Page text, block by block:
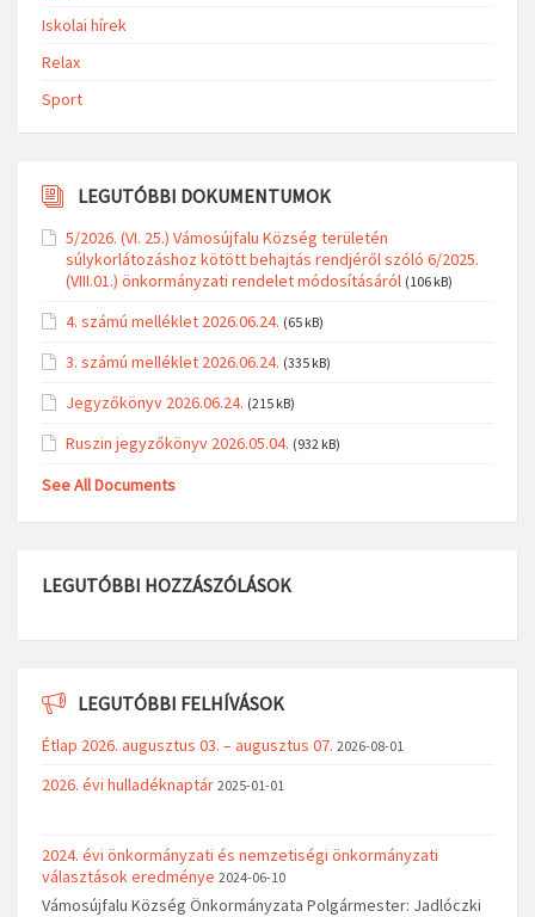
Iskolai hírek
Relax
Sport
LEGUTÓBBI DOKUMENTUMOK
5/2026. (VI. 25.) Vámosújfalu Község területén
súlykorlátozáshoz kötött behajtás rendjéről szóló 6/2025.
(VIII.01.) önkormányzati rendelet módosításáról (106 kB)
4. számú melléklet 2026.06.24. (65 kB)
3. számú melléklet 2026.06.24. (335 kB)
Jegyzőkönyv 2026.06.24. (215 kB)
Ruszin jegyzőkönyv 2026.05.04. (932 kB)
See All Documents
LEGUTÓBBI HOZZÁSZÓLÁSOK
LEGUTÓBBI FELHÍVÁSOK
Étlap 2026. augusztus 03. – augusztus 07. 2026-08-01
2026. évi hulladéknaptár 2025-01-01
2024. évi önkormányzati és nemzetiségi önkormányzati
választások eredménye 2024-06-10
Vámosújfalu Község Önkormányzata Polgármester: Jadlóczki